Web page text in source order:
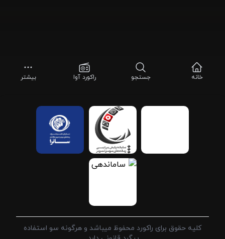
خانه جستجو راکورد آوا بیشتر
کلیه حقوق برای راکورد محفوظ میباشد و هرگونه سو استفاده